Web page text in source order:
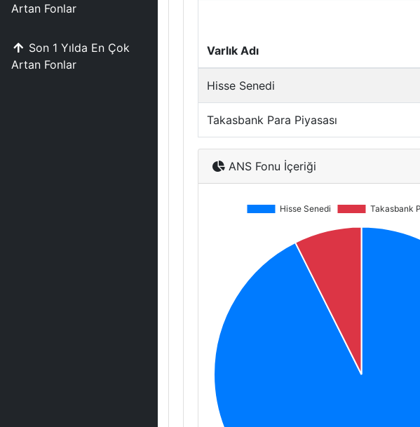
Artan Fonlar
Son 1 Yılda En Çok
Artan Fonlar
Varlık Adı
Hisse Senedi
Takasbank Para Piyasası
ANS Fonu İçeriği